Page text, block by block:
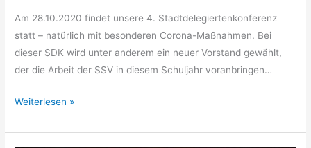
Am 28.10.2020 findet unsere 4. Stadtdelegiertenkonferenz
statt – natürlich mit besonderen Corona-Maßnahmen. Bei
dieser SDK wird unter anderem ein neuer Vorstand gewählt,
der die Arbeit der SSV in diesem Schuljahr voranbringen…
Weiterlesen »